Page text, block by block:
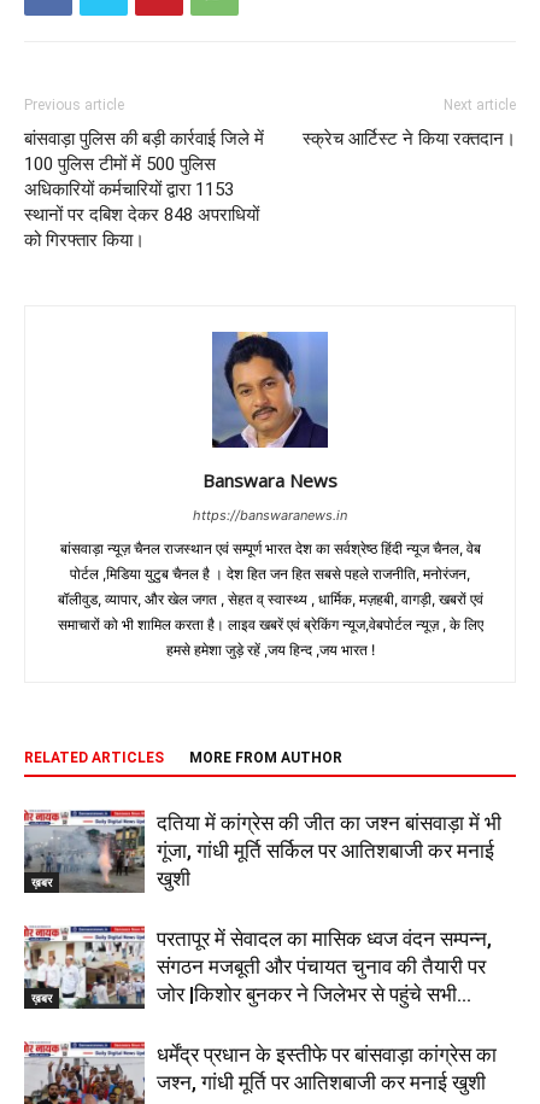
Previous article
बांसवाड़ा पुलिस की बड़ी कार्रवाई जिले में
100 पुलिस टीमों में 500 पुलिस
अधिकारियों कर्मचारियों द्वारा 1153
स्थानों पर दबिश देकर 848 अपराधियों
को गिरफ्तार किया।
Next article
स्क्रेच आर्टिस्ट ने किया रक्तदान।
Banswara News
https://banswaranews.in
बांसवाड़ा न्यूज़ चैनल राजस्थान एवं सम्पूर्ण भारत देश का सर्वश्रेष्ठ हिंदी न्‍यूज चैनल, वेब
पोर्टल ,मिडिया युटुब चैनल है । देश हित जन हित सबसे पहले राजनीति, मनोरंजन,
बॉलीवुड, व्यापार, और खेल जगत , सेहत व् स्वास्थ्य , धार्मिक, मज़हबी, वागड़ी, खबरों एवं
समाचारों को भी शामिल करता है। लाइव खबरें एवं ब्रेकिंग न्यूज,वेबपोर्टल न्यूज़ , के लिए
हमसे हमेशा जुड़े रहें ,जय हिन्द ,जय भारत !
RELATED ARTICLES MORE FROM AUTHOR
ख़बर
दतिया में कांग्रेस की जीत का जश्न बांसवाड़ा में भी
गूंजा, गांधी मूर्ति सर्किल पर आतिशबाजी कर मनाई
खुशी
ख़बर
परतापूर में सेवादल का मासिक ध्वज वंदन सम्पन्न,
संगठन मजबूती और पंचायत चुनाव की तैयारी पर
जोर |किशोर बुनकर ने जिलेभर से पहुंचे सभी...
धर्मेंद्र प्रधान के इस्तीफे पर बांसवाड़ा कांग्रेस का
जश्न, गांधी मूर्ति पर आतिशबाजी कर मनाई खुशी